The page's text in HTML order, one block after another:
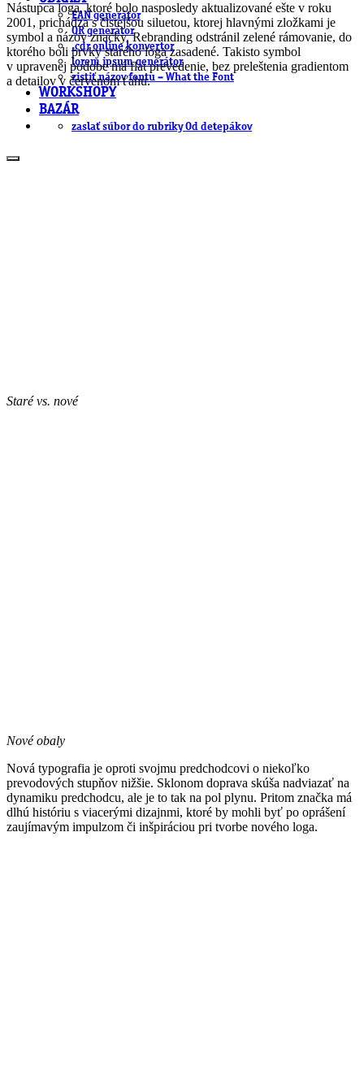
EAN generátor
QR generátor
.cdr online konvertor
lorem ipsum generátor
zistiť názov fontu – What the Font
WORKSHOPY
BAZÁR
zaslať súbor do rubriky Od detepákov
Nástupca loga, ktoré bolo nasposledy aktualizované ešte v roku
2001, prichádza s čistejšou siluetou, ktorej hlavnými zložkami je
symbol a názov značky. Rebranding odstránil zelené rámovanie, do
ktorého boli prvky starého loga zasadené. Takisto symbol
v upravenej podobe má flat prevedenie, bez preleštenia gradientom
a detailov v červenom ťahu.
Staré vs. nové
Nové obaly
Nová typografia je oproti svojmu predchodcovi o niekoľko
prevodových stupňov nižšie. Sklonom doprava skúša nadviazať na
dynamiku predchodcu, ale je to tak na pol plynu. Pritom značka má
dlhú históriu s viacerými dizajnmi, ktoré by mohli byť po oprášení
zaujímavým impulzom či inšpiráciou pri tvorbe nového loga.